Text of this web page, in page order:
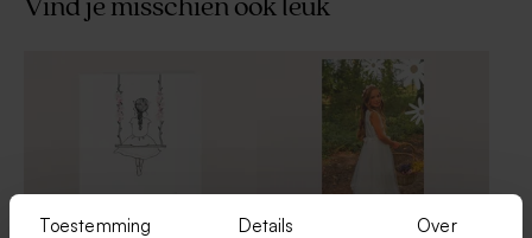
Toestemming Details Over
van een bloem met naam
Nieuw
Vind je misschien ook leuk